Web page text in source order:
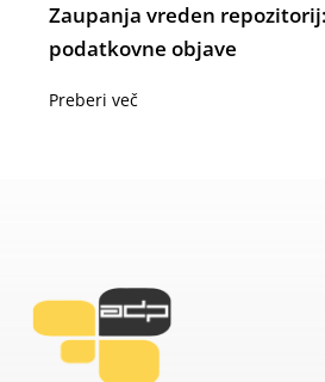
Zaupanja vreden
podatkovne objave
Preberi več